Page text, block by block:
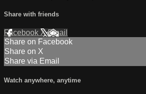
Share with friends
Facebook XEmail
Share on Facebook
Share on X
Share via Email
Watch anywhere, anytime